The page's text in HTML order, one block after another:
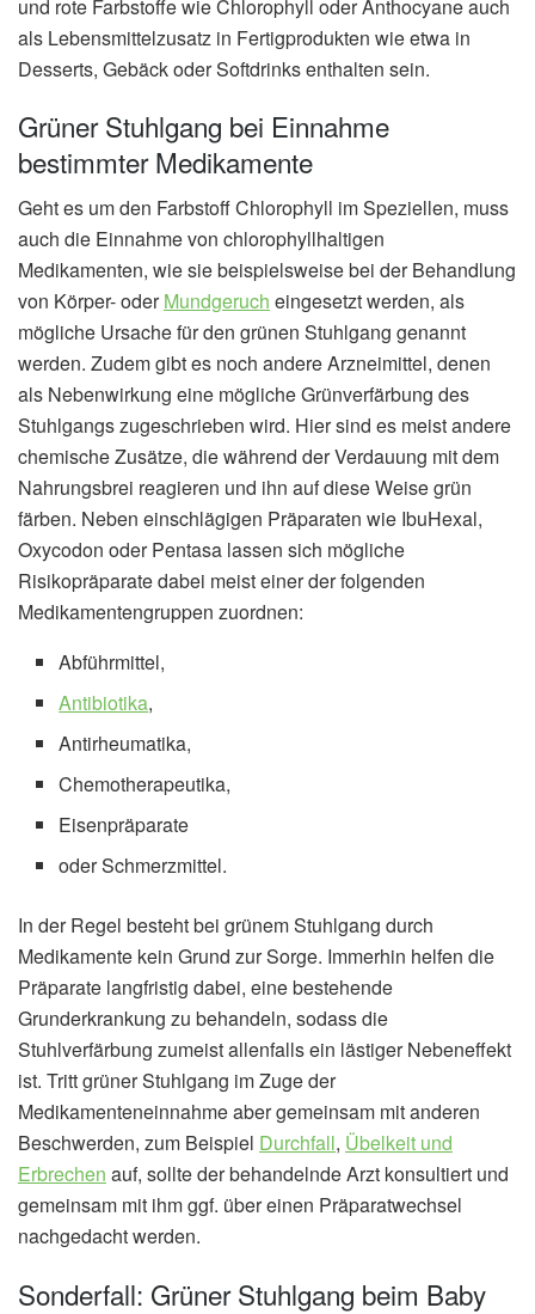
und rote Farbstoffe wie Chlorophyll oder Anthocyane auch
als Lebensmittelzusatz in Fertigprodukten wie etwa in
Desserts, Gebäck oder Softdrinks enthalten sein.
Grüner Stuhlgang bei Einnahme
bestimmter Medikamente
Geht es um den Farbstoff Chlorophyll im Speziellen, muss
auch die Einnahme von chlorophyllhaltigen
Medikamenten, wie sie beispielsweise bei der Behandlung
von Körper- oderMundgeruch eingesetzt werden, als
mögliche Ursache für den grünen Stuhlgang genannt
werden. Zudem gibt es noch andere Arzneimittel, denen
als Nebenwirkung eine mögliche Grünverfärbung des
Stuhlgangs zugeschrieben wird. Hier sind es meist andere
chemische Zusätze, die während der Verdauung mit dem
Nahrungsbrei reagieren und ihn auf diese Weise grün
färben. Neben einschlägigen Präparaten wie IbuHexal,
Oxycodon oder Pentasa lassen sich mögliche
Risikopräparate dabei meist einer der folgenden
Medikamentengruppen zuordnen:
Abführmittel,
Antibiotika,
Antirheumatika,
Chemotherapeutika,
Eisenpräparate
oder Schmerzmittel.
In der Regel besteht bei grünem Stuhlgang durch
Medikamente kein Grund zur Sorge. Immerhin helfen die
Präparate langfristig dabei, eine bestehende
Grunderkrankung zu behandeln, sodass die
Stuhlverfärbung zumeist allenfalls ein lästiger Nebeneffekt
ist. Tritt grüner Stuhlgang im Zuge der
Medikamenteneinnahme aber gemeinsam mit anderen
Beschwerden, zum Beispiel Durchfall, Übelkeit und
Erbrechen auf, sollte der behandelnde Arzt konsultiert und
gemeinsam mit ihm ggf. über einen Präparatwechsel
nachgedacht werden.
Sonderfall: Grüner Stuhlgang beim Baby